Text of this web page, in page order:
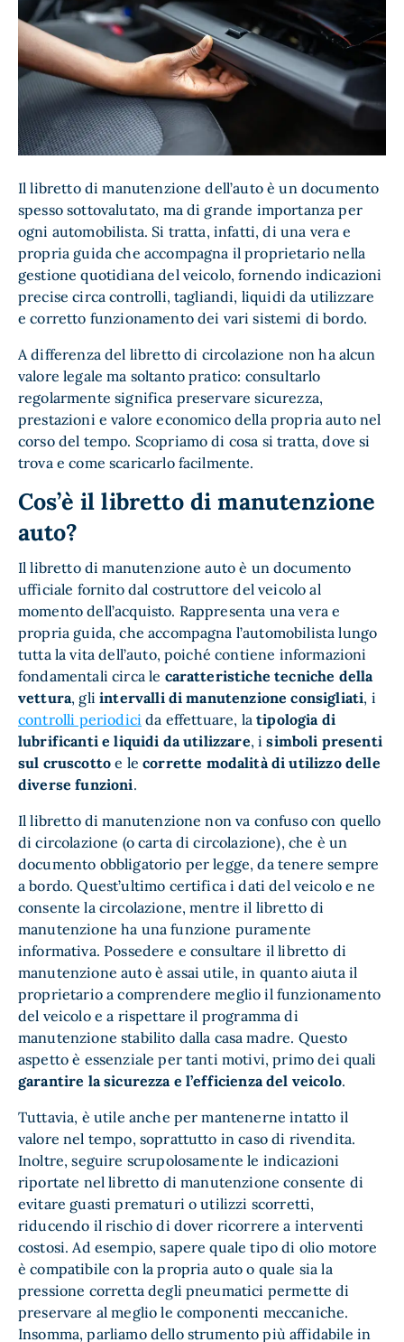
Il libretto di manutenzione dell’auto è un documento
spesso sottovalutato, ma di grande importanza per
ogni automobilista. Si tratta, infatti, di una vera e
propria guida che accompagna il proprietario nella
gestione quotidiana del veicolo, fornendo indicazioni
precise circa controlli, tagliandi, liquidi da utilizzare
e corretto funzionamento dei vari sistemi di bordo.
A differenza del libretto di circolazione non ha alcun
valore legale ma soltanto pratico: consultarlo
regolarmente significa preservare sicurezza,
prestazioni e valore economico della propria auto nel
corso del tempo. Scopriamo di cosa si tratta, dove si
trova e come scaricarlo facilmente.
Cos’è il libretto di manutenzione
auto?
Il libretto di manutenzione auto è un documento
ufficiale fornito dal costruttore del veicolo al
momento dell’acquisto. Rappresenta una vera e
propria guida, che accompagna l’automobilista lungo
tutta la vita dell’auto, poiché contiene informazioni
fondamentali circa le caratteristiche tecniche della
vettura, gliintervalli di manutenzione consigliati, i
controlli periodici da effettuare, latipologia di
lubrificanti e liquidi da utilizzare, isimboli presenti
sul cruscotto e lecorrette modalità di utilizzo delle
diverse funzioni.
Il libretto di manutenzione non va confuso con quello
di circolazione (o carta di circolazione), che è un
documento obbligatorio per legge, da tenere sempre
a bordo. Quest’ultimo certifica i dati del veicolo e ne
consente la circolazione, mentre il libretto di
manutenzione ha una funzione puramente
informativa. Possedere e consultare il libretto di
manutenzione auto è assai utile, in quanto aiuta il
proprietario a comprendere meglio il funzionamento
del veicolo e a rispettare il programma di
manutenzione stabilito dalla casa madre. Questo
aspetto è essenziale per tanti motivi, primo dei quali
garantire la sicurezza e l’efficienza del veicolo.
Tuttavia, è utile anche per mantenerne intatto il
valore nel tempo, soprattutto in caso di rivendita.
Inoltre, seguire scrupolosamente le indicazioni
riportate nel libretto di manutenzione consente di
evitare guasti prematuri o utilizzi scorretti,
riducendo il rischio di dover ricorrere a interventi
costosi. Ad esempio, sapere quale tipo di olio motore
è compatibile con la propria auto o quale sia la
pressione corretta degli pneumatici permette di
preservare al meglio le componenti meccaniche.
Insomma, parliamo dello strumento più affidabile in